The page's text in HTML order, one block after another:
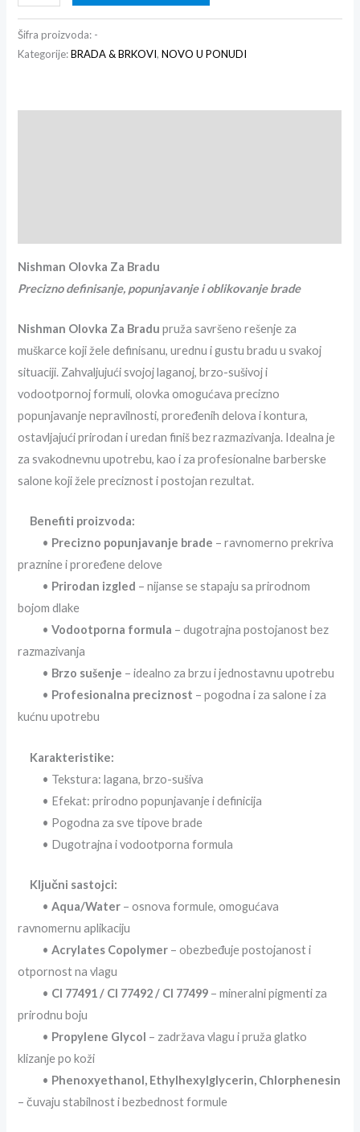
Šifra proizvoda: -
Kategorije:BRADA & BRKOVI,NOVO U PONUDI
Nishman Olovka Za Bradu
Precizno definisanje, popunjavanje i oblikovanje brade
Nishman Olovka Za Bradu pruža savršeno rešenje za
muškarce koji žele definisanu, urednu i gustu bradu u svakoj
situaciji. Zahvaljujući svojoj laganoj, brzo-sušivoj i
vodootpornoj formuli, olovka omogućava precizno
popunjavanje nepravilnosti, proređenih delova i kontura,
ostavljajući prirodan i uredan finiš bez razmazivanja. Idealna je
za svakodnevnu upotrebu, kao i za profesionalne barberske
salone koji žele preciznost i postojan rezultat.
Benefiti proizvoda:
• Precizno popunjavanje brade – ravnomerno prekriva
praznine i proređene delove
• Prirodan izgled – nijanse se stapaju sa prirodnom
bojom dlake
•Vodootporna formula – dugotrajna postojanost bez
razmazivanja
• Brzo sušenje – idealno za brzu i jednostavnu upotrebu
• Profesionalna preciznost – pogodna i za salone i za
kućnu upotrebu
Karakteristike:
• Tekstura: lagana, brzo-sušiva
• Efekat: prirodno popunjavanje i definicija
• Pogodna za sve tipove brade
• Dugotrajna i vodootporna formula
Ključni sastojci:
•Aqua/Water – osnova formule, omogućava
ravnomernu aplikaciju
•Acrylates Copolymer – obezbeđuje postojanost i
otpornost na vlagu
• CI 77491 / CI 77492 / CI 77499 – mineralni pigmenti za
prirodnu boju
• Propylene Glycol – zadržava vlagu i pruža glatko
klizanje po koži
• Phenoxyethanol, Ethylhexylglycerin, Chlorphenesin
– čuvaju stabilnost i bezbednost formule